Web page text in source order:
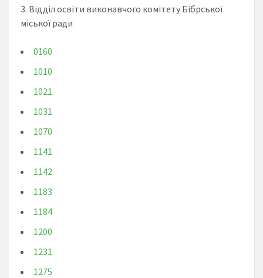
3. Відділ освіти виконавчого комітету Бібрської
міської ради
0160
1010
1021
1031
1070
1141
1142
1183
1184
1200
1231
1275